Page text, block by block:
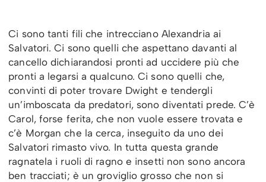
Ci sono tanti fili che intrecciano Alexandria ai
Salvatori. Ci sono quelli che aspettano davanti al
cancello dichiarandosi pronti ad uccidere più che
pronti a legarsi a qualcuno. Ci sono quelli che,
convinti di poter trovare Dwight e tendergli
un’imboscata da predatori, sono diventati prede. C’è
Carol, forse ferita, che non vuole essere trovata e
c’è Morgan che la cerca, inseguito da uno dei
Salvatori rimasto vivo. In tutta questa grande
ragnatela i ruoli di ragno e insetti non sono ancora
ben tracciati; è un groviglio grosso che non si